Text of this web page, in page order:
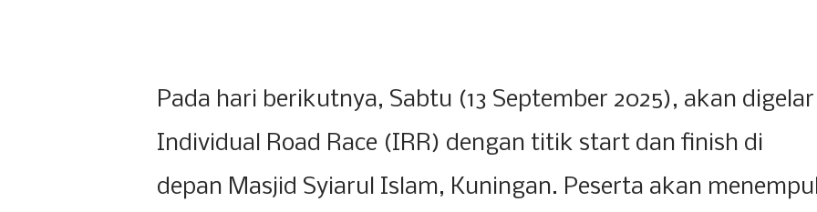
Pada hari berikutnya, Sabtu (13 September 2025), akan digelar
Individual Road Race (IRR) dengan titik start dan finish di
depan Masjid Syiarul Islam, Kuningan. Peserta akan